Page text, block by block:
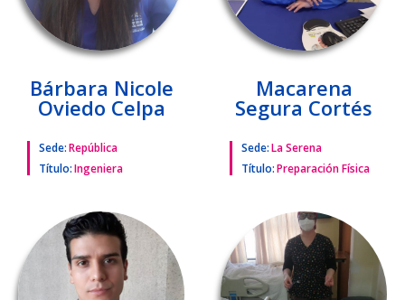
Bárbara Nicole
Oviedo Celpa
Sede:República
Título:Ingeniera
Macarena
Segura Cortés
Sede:La Serena
Título:Preparación Física